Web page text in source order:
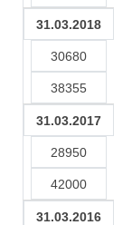
31.03.2018
30680
38355
31.03.2017
28950
42000
31.03.2016